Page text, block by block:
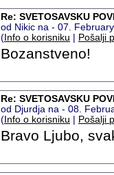
Re: SVETOSAVSKU
od Nikic na - 07.
( Info o korisniku Pošalji
Bozanstveno!
Re: SVETOSAVSKU
od Djurdja na - 08.
( Info o korisniku Pošalji
Bravo Ljubo,